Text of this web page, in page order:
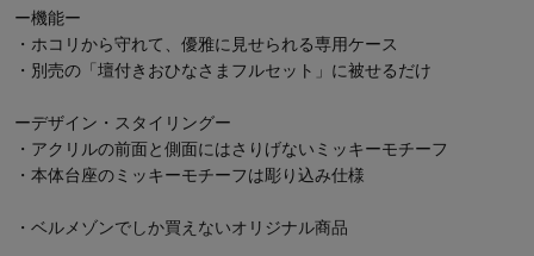
ー機能ー
・ホコリから守れて、優雅に見せられる専用ケース
・別売の「壇付きおひなさまフルセット」に被せるだけ
ーデザイン・スタイリングー
・アクリルの前面と側面にはさりげないミッキーモチーフ
・本体台座のミッキーモチーフは彫り込み仕様
・ベルメゾンでしか買えないオリジナル商品